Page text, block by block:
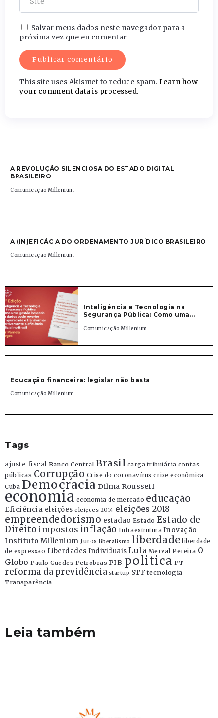
Salvar meus dados neste navegador para a
próxima vez que eu comentar.
This site uses Akismet to reduce spam. Learn how
your comment data is processed.
A REVOLUÇÃO SILENCIOSA DO ESTADO DIGITAL
BRASILEIRO
Comunicação Millenium
A (IN)EFICÁCIA DO ORDENAMENTO JURÍDICO BRASILEIRO
Comunicação Millenium
Inteligência e Tecnologia na
Segurança Pública: Como uma...
Comunicação Millenium
Educação financeira: legislar não basta
Comunicação Millenium
Tags
ajuste fiscal Banco Central Brasil carga tributária contas
públicas Corrupção Crise do coronavírus crise econômica
Cuba Democracia Dilma Rousseff
economia economia de mercado educação
Eficiência eleições eleições 2014 eleições 2018
empreendedorismo estadao Estado Estado de
Direito impostos inflação Infraestrutura Inovação
Instituto Millenium Juros liberalismo liberdade liberdade
de expressão Liberdades Individuais Lula Merval Pereira O
Globo Paulo Guedes Petrobras PIB politica PT
reforma da previdência startup STF tecnologia
Transparência
Leia também